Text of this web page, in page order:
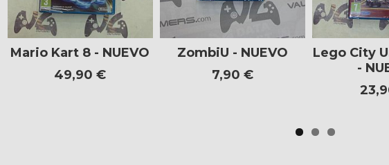
Mario Kart 8 - NUEVO
49,90 €
ZombiU - NUEVO
7,90 €
Lego City
-